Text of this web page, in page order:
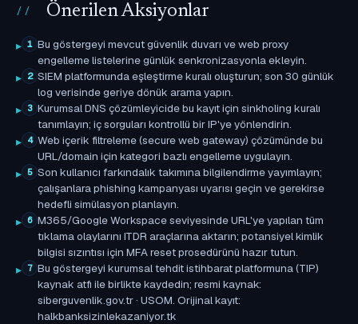
Önerilen Aksiyonlar
1 Bu göstergeyi mevcut güvenlik duvarı ve web proxy
engelleme listelerine günlük senkronizasyonla ekleyin.
2 SIEM platformunda eşleştirme kuralı oluşturun; son 30 günlük
log verisinde geriye dönük arama yapın.
3 Kurumsal DNS çözümleyicide bu kayıt için sinkholing kuralı
tanımlayın; iç sorguları kontrollü bir IP'ye yönlendirin.
4 Web içerik filtreleme (secure web gateway) çözümünde bu
URL/domain için kategori bazlı engelleme uygulayın.
5 Son kullanıcı farkındalık takımına bilgilendirme yayımlayın;
çalışanlara phishing kampanyası uyarısı geçin ve gerekirse
hedefli simülasyon planlayın.
6 M365/Google Workspace seviyesinde URL'ye yapılan tüm
tıklama olaylarını ITDR araçlarına aktarın; potansiyel kimlik
bilgisi sızıntısı için MFA reset prosedürünü hazır tutun.
7 Bu göstergeyi kurumsal tehdit istihbarat platformuna (TIP)
kaynak atfı ile birlikte kaydedin; resmi kaynak:
siberguvenlik.gov.tr · USOM. Orijinal kayıt:
halkbanksizinlekazaniyor.tk